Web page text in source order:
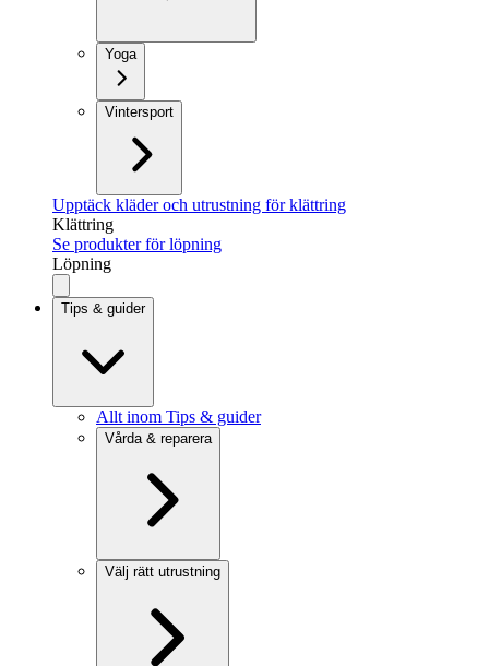
Yoga
Vintersport
Upptäck kläder och utrustning för klättring
Klättring
Se produkter för löpning
Löpning
Tips & guider
Allt inom Tips & guider
Vårda & reparera
Välj rätt utrustning